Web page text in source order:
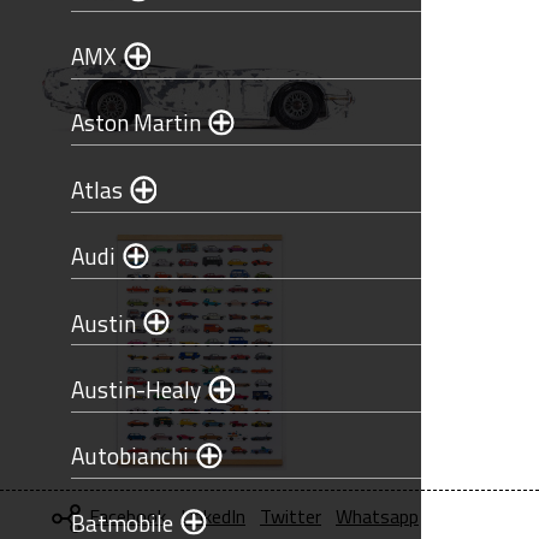
AMX
Aston Martin
Atlas
Audi
Austin
Austin-Healy
Autobianchi
Batmobile
Facebook LinkedIn Twitter Whatsapp